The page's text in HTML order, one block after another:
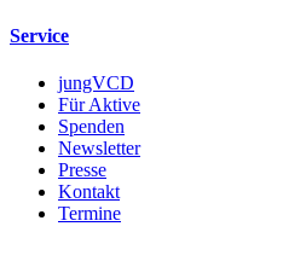
Service
jungVCD
Für Aktive
Spenden
Newsletter
Presse
Kontakt
Termine